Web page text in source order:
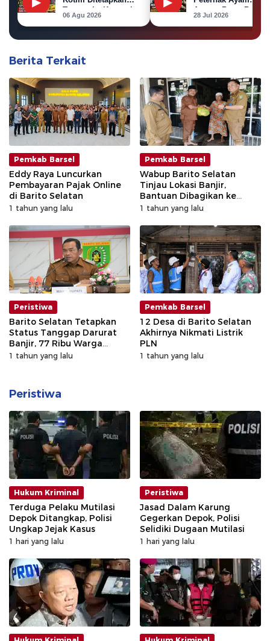
Tersangka Korupsi
Dana Hibah Pilkada
06 Agu 2026
Ancam Bawa
Ayam ke Kantor PLN
28 Jul 2026
Berita Terkait
Pemkab Barsel
Eddy Raya Luncurkan
Pembayaran Pajak Online
di Barito Selatan
1 tahun yang lalu
Pemkab Barsel
Wabup Barito Selatan
Tinjau Lokasi Banjir,
Bantuan Dibagikan ke
Warga
1 tahun yang lalu
Peristiwa
Barito Selatan Tetapkan
Status Tanggap Darurat
Banjir, 77 Ribu Warga
Terdampak
1 tahun yang lalu
Pemkab Barsel
12 Desa di Barito Selatan
Akhirnya Nikmati Listrik
PLN
1 tahun yang lalu
Peristiwa
Hukum Kriminal
Terduga Pelaku Mutilasi
Depok Ditangkap, Polisi
Ungkap Jejak Kasus
1 hari yang lalu
Peristiwa
Jasad Dalam Karung
Gegerkan Depok, Polisi
Selidiki Dugaan Mutilasi
1 hari yang lalu